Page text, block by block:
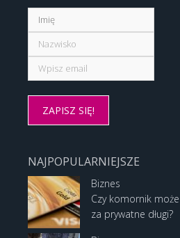
NAJPOPULARNIEJSZE
Biznes
Czy komornik
za prywatne długi?